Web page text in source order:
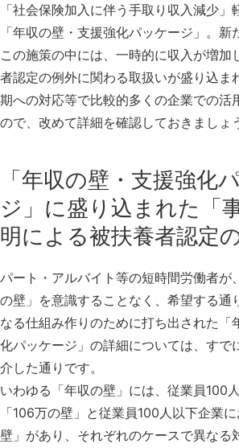
「社会保険加入に伴う手取り収入減少」
「年収の壁・支援強化パッケージ」。新
この施策の中には、一時的に収入が増加
者認定の例外に関わる取扱いが盛り込ま
期への対応等で比較的多くの企業での活
ので、改めて詳細を確認しておきましょ
「年収の壁・支援強化
ジ」に盛り込まれた「
明による被扶養者認定の
パート・アルバイト等の短時間労働者が
の壁」を意識することなく、希望する通
なる仕組み作りのために打ち出された「
化パッケージ」の詳細については、すで
介した通りです。
いわゆる 「年収の壁」には、従業員100
「106万の壁」と従業員100人以下企業
壁」があり、それぞれのケースで異なる